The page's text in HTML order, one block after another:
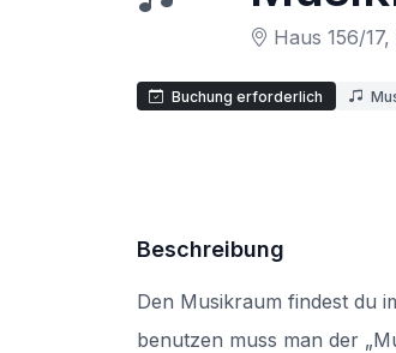
Haus 156/
Buchung erforderlich
Beschreibung
Den Musikraum findest du
benutzen muss man der